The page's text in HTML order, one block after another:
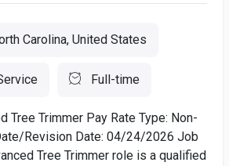
Carolina, United States
Full-time
Tree Trimmer Pay Rate Type: Non-
Revision Date: 04/24/2026 Job
Tree Trimmer role is a qualified